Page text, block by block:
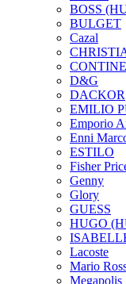
BOSS
BULGET
Cazal
D&G
DACKOR
EMILIO
Emporio
Enni
ESTILO
Fisher
Genny
Glory
GUESS
HUGO
Lacoste
Mario
Megapolis